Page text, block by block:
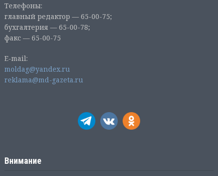
Телефоны:
главный редактор — 65-00-75;
бухгалтерия — 65-00-78;
факс — 65-00-75
E-mail:
moldag@yandex.ru
reklama@md-gazeta.ru
Внимание